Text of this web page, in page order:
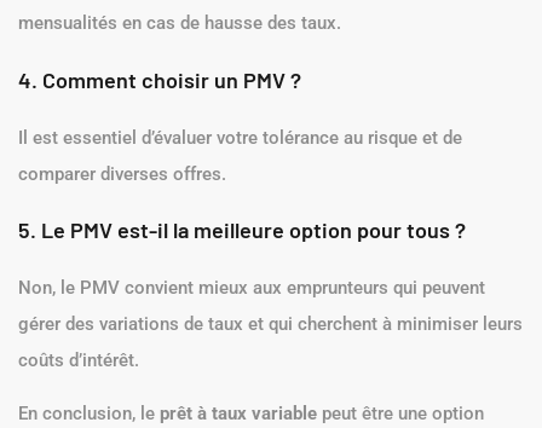
mensualités en cas de hausse des taux.
4. Comment choisir un PMV ?
Il est essentiel d’évaluer votre tolérance au risque et de
comparer diverses offres.
5. Le PMV est-il la meilleure option pour tous ?
Non, le PMV convient mieux aux emprunteurs qui peuvent
gérer des variations de taux et qui cherchent à minimiser leurs
coûts d’intérêt.
En conclusion, le prêt à taux variable peut être une option